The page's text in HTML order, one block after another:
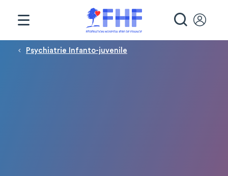
Fil d'Ariane
Psychiatrie Infanto-juvenile
Panneau de gestion des cookies